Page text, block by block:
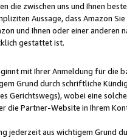
die zwischen uns und Ihnen
Aussage, dass Amazon
und Ihnen oder einer
gestattet ist.
mit Ihrer Anmeldung für die
Grund durch schriftliche
Gerichtswegs), wobei eine
die Partner-Website in Ihrem
jederzeit aus wichtigem Grund